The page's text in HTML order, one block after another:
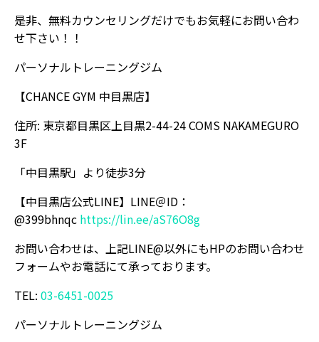
是非、無料カウンセリングだけでもお気軽にお問い合わ
せ下さい！！
パーソナルトレーニングジム
【CHANCE GYM 中目黒店】
住所: 東京都目黒区上目黒2-44-24 COMS NAKAMEGURO
3F
「中目黒駅」より徒歩3分
【中目黒店公式LINE】LINE＠ID：
@399bhnqc https://lin.ee/aS76O8g
お問い合わせは、上記LINE@以外にもHPのお問い合わせ
フォームやお電話にて承っております。
TEL: 03-6451-0025
パーソナルトレーニングジム